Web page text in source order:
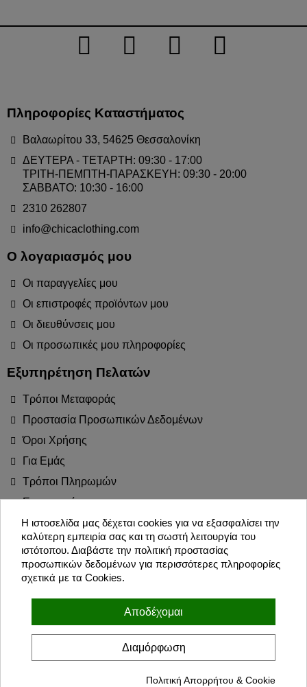
Πληροφορίες Καταστήματος
Βαλαωρίτου 33, 54625 Θεσσαλονίκη
ΔΕΥΤΕΡΑ - ΤΕΤΑΡΤΗ: 09:30 - 17:00
ΤΡΙΤΗ-ΠΕΜΠΤΗ-ΠΑΡΑΣΚΕΥΗ: 09:30 - 20:00
ΣΑΒΒΑΤΟ: 10:30 - 16:00
2310 262807
info@chicaclothing.com
Ο λογαριασμός μου
Οι παραγγελίες μου
Οι επιστροφές προϊόντων μου
Οι διευθύνσεις μου
Οι προσωπικές μου πληροφορίες
Εξυπηρέτηση Πελατών
Τρόποι Μεταφοράς
Προστασία Προσωπικών Δεδομένων
Όροι Χρήσης
Για Εμάς
Τρόποι Πληρωμών
Επιστροφές
Blog
Join the Party!
Συμφωνώ με τους όρους χρήσης και την πολιτική προσωπικών
Η ιστοσελίδα μας δέχεται cookies για να εξασφαλίσει την
καλύτερη εμπειρία σας και τη σωστή λειτουργία του
ιστότοπου. Διαβάστε την πολιτική προστασίας
προσωπικών δεδομένων για περισσότερες πληροφορίες
σχετικά με τα Cookies.
Αποδέχομαι
Διαμόρφωση
Πολιτική Απορρήτου & Cookie